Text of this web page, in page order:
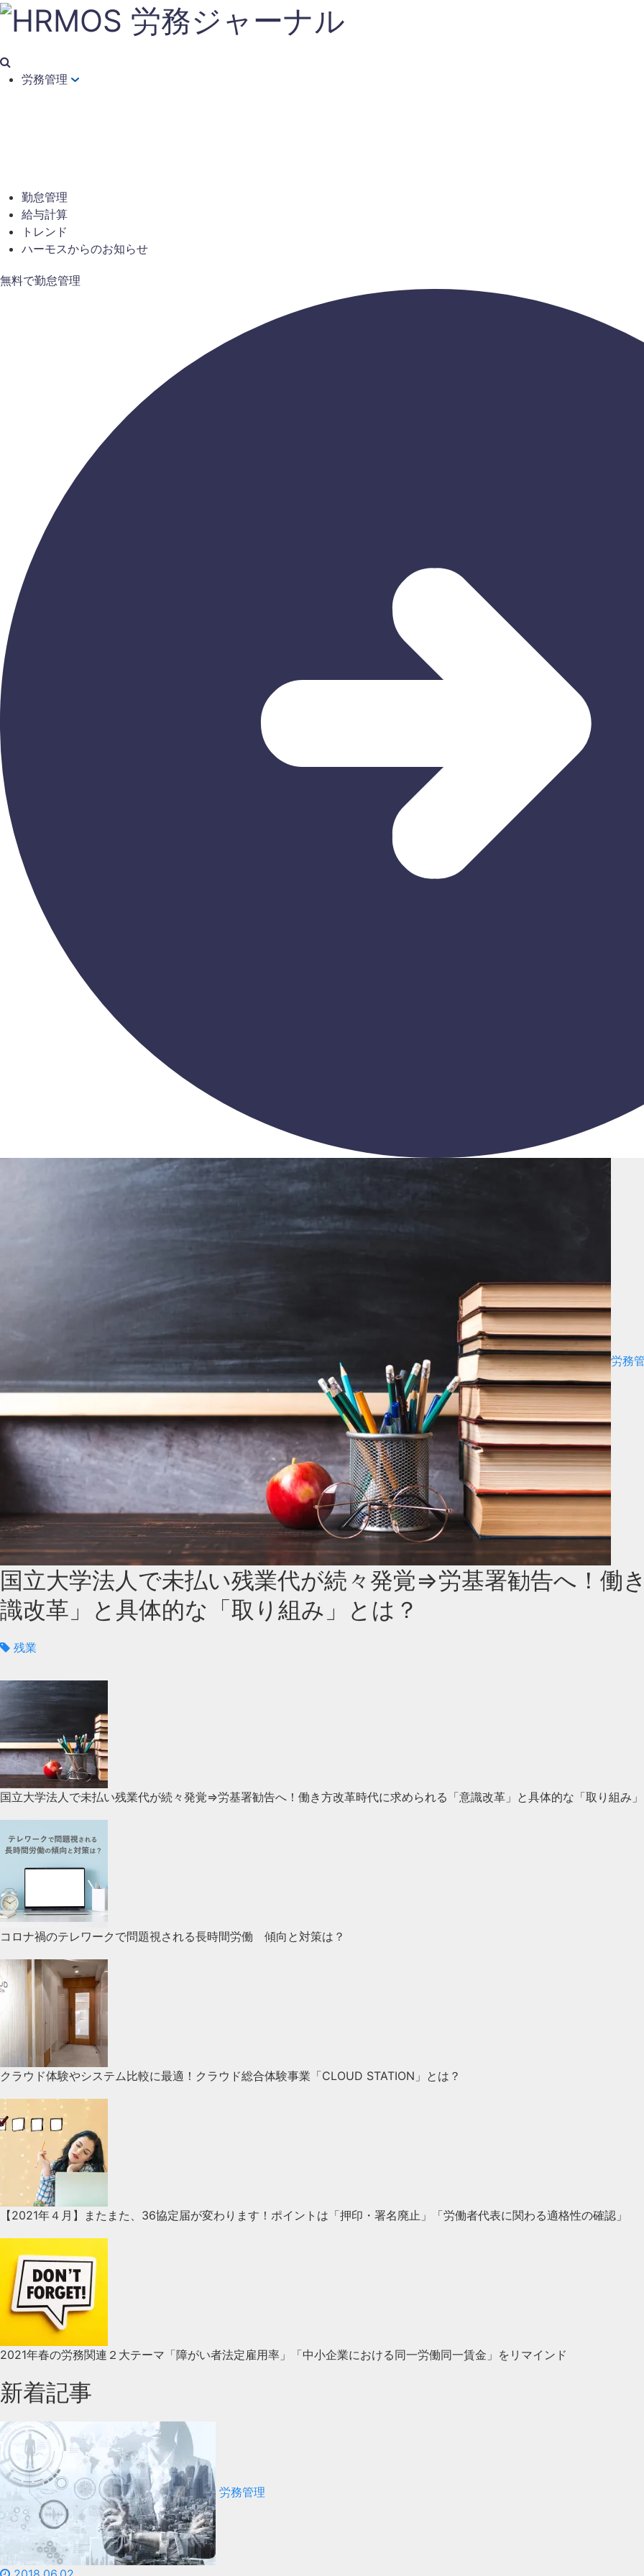
労務管理
勤怠管理
給与計算
トレンド
ハーモスからのお知らせ
無料で勤怠管理
労務
国立大学法人で未払い残業代が続々発覚⇒労基署勧告へ！働
識改革」と具体的な「取り組み」とは？
残業
国立大学法人で未払い残業代が続々発覚⇒労基署勧告へ！働き方改革時代に求められる「意識改革」と具体的な「取り組み
コロナ禍のテレワークで問題視される長時間労働 傾向と対策は？
クラウド体験やシステム比較に最適！クラウド総合体験事業「CLOUD STATION」とは？
【2021年４月】またまた、36協定届が変わります！ポイントは「押印・署名廃止」「労働者代表に関わる適格性の確認」
2021年春の労務関連２大テーマ「障がい者法定雇用率」「中小企業における同一労働同一賃金」をリマインド
新着記事
労務管理